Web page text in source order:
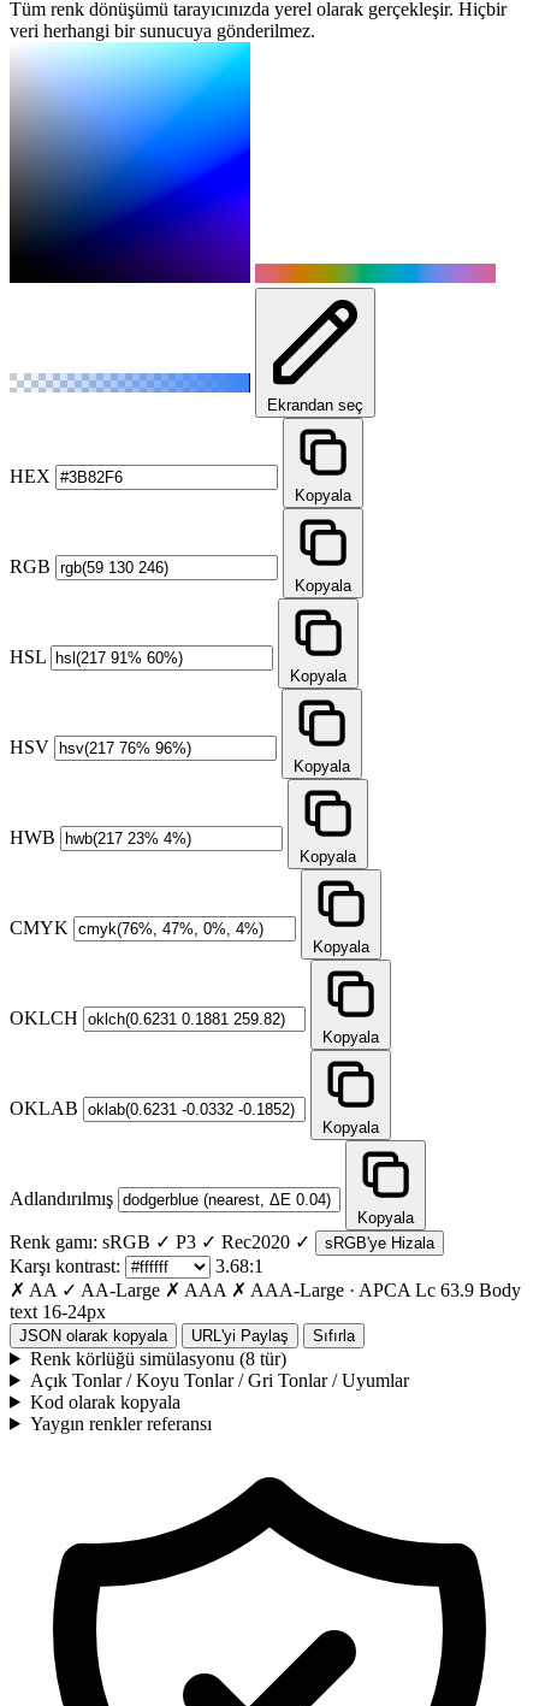
Tüm renk dönüşümü tarayıcınızda yerel olarak gerçekleşir. Hiçbir
veri herhangi bir sunucuya gönderilmez.
Ekrandan seç
HEX
Kopyala
RGB
Kopyala
HSL
Kopyala
HSV
Kopyala
HWB
Kopyala
CMYK
Kopyala
OKLCH
Kopyala
OKLAB
Kopyala
Adlandırılmış
Kopyala
Renk gamı: sRGB ✓ P3 ✓ Rec2020 ✓ sRGB'ye Hizala
Karşı kontrast:
3.68:1
✗ AA ✓ AA-Large ✗ AAA ✗ AAA-Large · APCA Lc 63.9 Body
text 16-24px
JSON olarak kopyala URL'yi Paylaş Sıfırla
Renk körlüğü simülasyonu (8 tür)
Açık Tonlar / Koyu Tonlar / Gri Tonlar / Uyumlar
Kod olarak kopyala
Yaygın renkler referansı